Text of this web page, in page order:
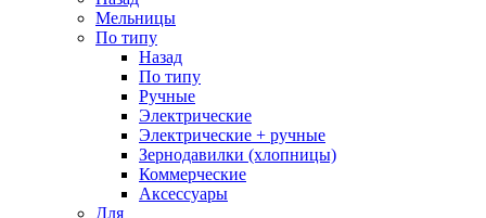
Мельницы
По типу
Назад
По типу
Ручные
Электрические
Электрические + ручные
Зернодавилки (хлопницы)
Коммерческие
Аксессуары
Для